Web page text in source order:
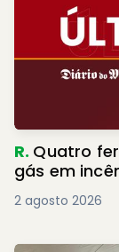
R. Quatro
gás em
2 agosto 2026